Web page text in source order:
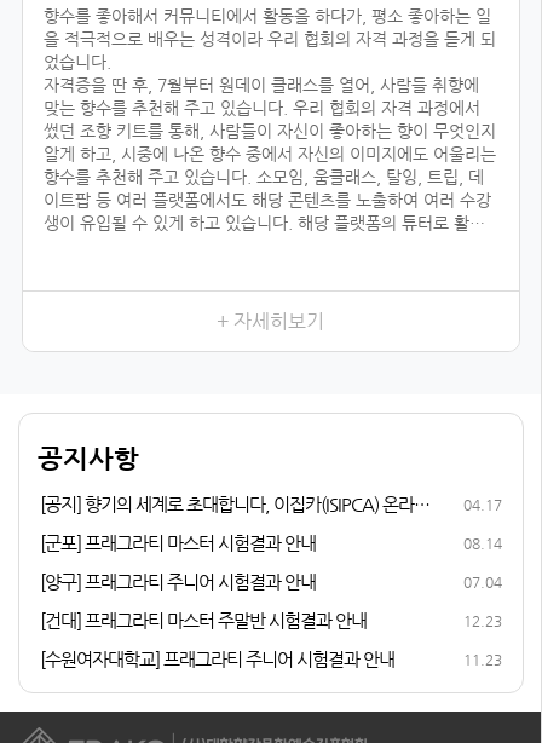
향수를 좋아해서 커뮤니티에서 활동을 하다가, 평소 좋아하는 일
을 적극적으로 배우는 성격이라 우리 협회의 자격 과정을 듣게 되
었습니다.
자격증을 딴 후, 7월부터 원데이 클래스를 열어, 사람들 취향에
맞는 향수를 추천해 주고 있습니다. 우리 협회의 자격 과정에서
썼던 조향 키트를 통해, 사람들이 자신이 좋아하는 향이 무엇인지
알게 하고, 시중에 나온 향수 중에서 자신의 이미지에도 어울리는
향수를 추천해 주고 있습니다. 소모임, 움클래스, 탈잉, 트립, 데
이트팝 등 여러 플랫폼에서도 해당 콘텐츠를 노출하여 여러 수강
생이 유입될 수 있게 하고 있습니다. 해당 플랫폼의 튜터로 활동
향수를 취미로 즐기다가 조향 자격증 과정을 듣게 된 이유는, 내
가 좋아하는 일을 더 전문적으로 배워 보고 싶어서였습니다. 여러
어코드를 발견하는 3급, 내가 생각하는 이미지의 향을 더 잘 표현
큘럼이 마음에 들었고, 자격증 취득 후 취업 및 창업 연계 등의 든
든한 지원이 있어 자격증 과정에 참여하게 되었습니다.
+ 자세히보기
공지사항
[공지] 향기의 세계로 초대합니다, 이집카(ISIPCA) 온라인
04.17
[군포] 프래그라티 마스터 시험결과 안내 08.14
[양구] 프래그라티 주니어 시험결과 안내 07.04
[건대] 프래그라티 마스터 주말반 시험결과 안내 12.23
[수원여자대학교] 프래그라티 주니어 시험결과 안내 11.23